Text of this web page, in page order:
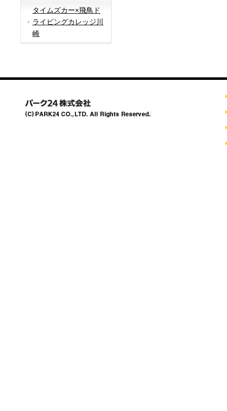
タイムズカー×飛鳥ド
ライビングカレッジ川
崎